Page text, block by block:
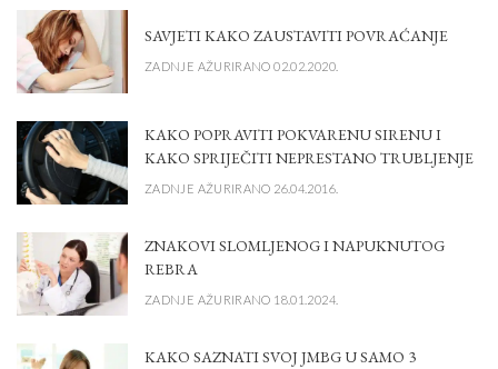
SAVJETI KAKO ZAUSTAVITI POVRAĆANJE
ZADNJE AŽURIRANO 02.02.2020.
KAKO POPRAVITI POKVARENU SIRENU I
KAKO SPRIJEČITI NEPRESTANO TRUBLJENJE
ZADNJE AŽURIRANO 26.04.2016.
ZNAKOVI SLOMLJENOG I NAPUKNUTOG
REBRA
ZADNJE AŽURIRANO 18.01.2024.
KAKO SAZNATI SVOJ JMBG U SAMO 3